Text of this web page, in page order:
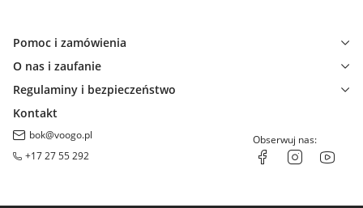
Pomoc i zamówienia
O nas i zaufanie
Regulaminy i bezpieczeństwo
Kontakt
bok@voogo.pl
+17 27 55 292
Obserwuj nas: